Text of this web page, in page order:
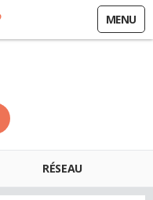
MENU
RÉSEAU